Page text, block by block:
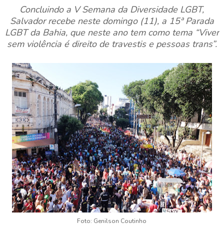
Concluindo a V Semana da Diversidade LGBT,
Salvador recebe neste domingo (11), a 15ª Parada
LGBT da Bahia, que neste ano tem como tema “Viver
sem violência é direito de travestis e pessoas trans”.
Foto: Genilson Coutinho